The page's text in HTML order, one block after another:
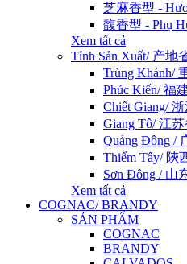
芝麻香型 -
馥香型 - Phụ
Xem tất cả
Tỉnh Sản Xuất/ 产地
Trùng Khánh/
Phúc Kiến/ 福
Chiết Giang/
Giang Tô/ 江苏
Quảng Đông /
Thiểm Tây/ 陝
Sơn Đông / 山
Xem tất cả
COGNAC/ BRANDY
SẢN PHẨM
COGNAC
BRANDY